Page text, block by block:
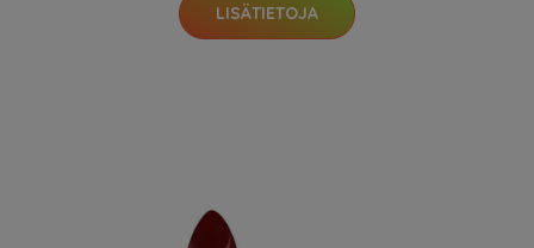
LISÄTIETOJA